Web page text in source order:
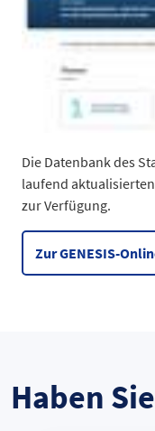
Die Datenbank des
laufend
zur Verfügung.
Zur GENESIS-
Haben